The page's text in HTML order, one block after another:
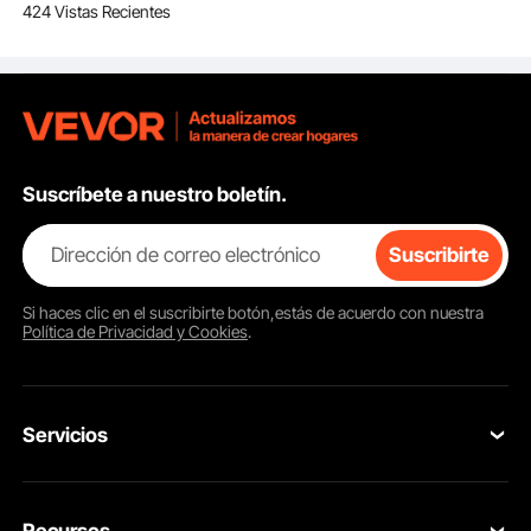
sorbetes, 3 modos de
para la cocina del
424 Vistas Recientes
Suscríbete a nuestro boletín.
Dirección de correo electrónico Suscribirte
Si haces clic en elsuscribirtebotón,estás de acuerdo con nuestra
Política de Privacidad y Cookies.
Servicios